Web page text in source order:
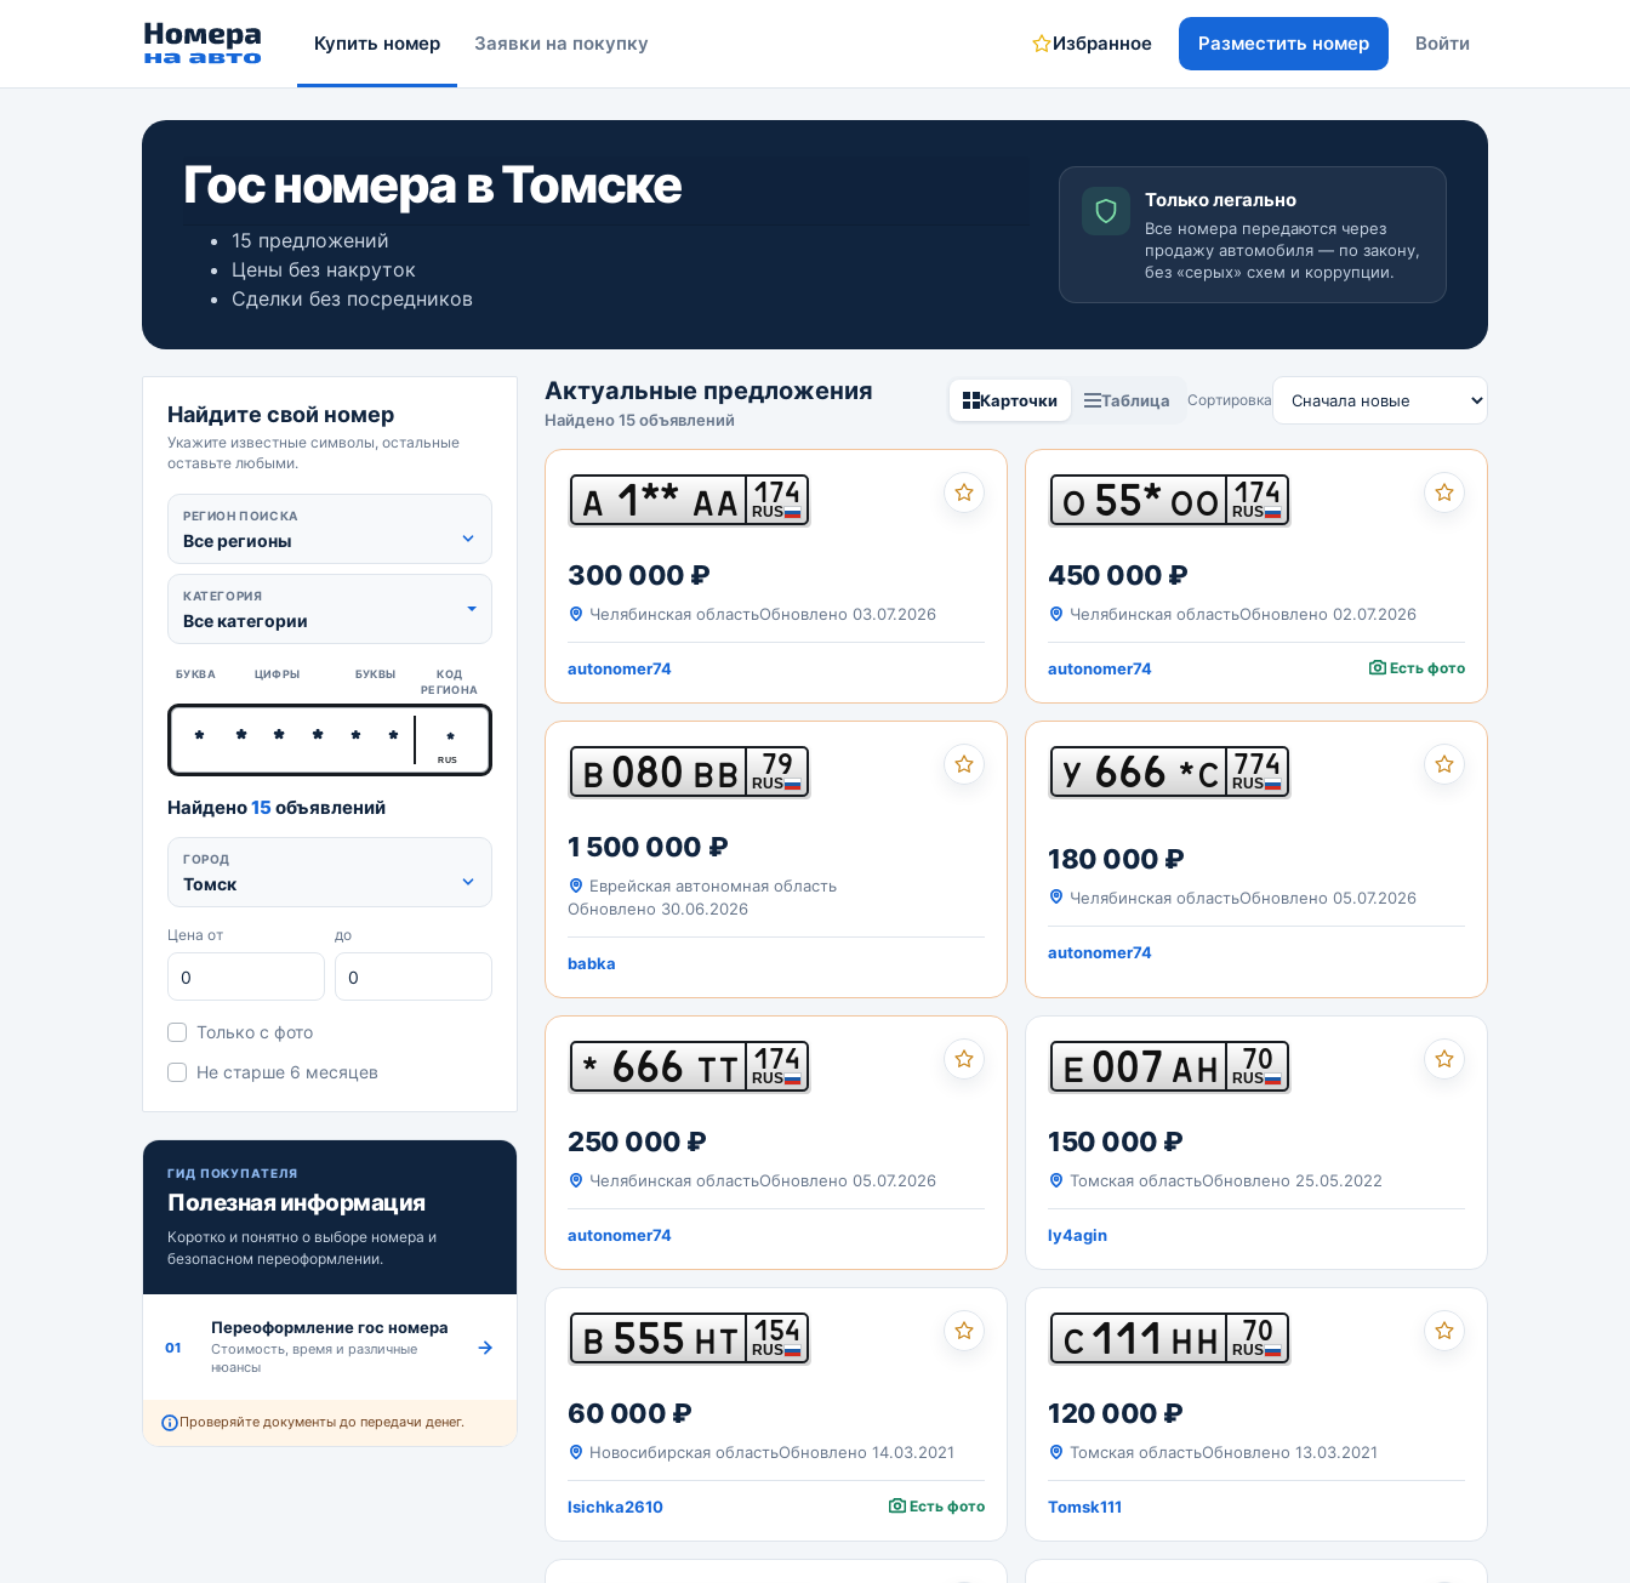
Купить номер Заявки на покупку Избранное Разместить номер Войти
Гос номера в Томске
15 предложений
Цены без накруток
Сделки без посредников
Только легально
Все номера передаются через
продажу автомобиля — по закону,
без «серых» схем и коррупции.
Найдите свой номер
Укажите известные символы, остальные
оставьте любыми.
РЕГИОН ПОИСКА
Все регионы
КАТЕГОРИЯ
Все категории
БУКВА ЦИФРЫ БУКВЫ
КОД
РЕГИОНА
RUS
Найдено15объявлений
ГОРОД
Томск
Цена от до
Только с фото
Не старше 6 месяцев
ГИД ПОКУПАТЕЛЯ
Полезная информация
Коротко и понятно о выборе номера и
безопасном переоформлении.
01
Переоформление гос номера
Стоимость, время и различные
нюансы
Проверяйте документы до передачи денег.
Актуальные предложения
Найдено 15 объявлений
Карточки Таблица Сортировка
А 1** АА 174
RUS
300 000 ₽
Челябинская областьОбновлено 03.07.2026
autonomer74
О 55* ОО 174
RUS
450 000 ₽
Челябинская областьОбновлено 02.07.2026
autonomer74 Есть фото
В 080 ВВ 79
RUS
1 500 000 ₽
Еврейская автономная область
Обновлено 30.06.2026
babka
У 666 *С 774
RUS
180 000 ₽
Челябинская областьОбновлено 05.07.2026
autonomer74
* 666 ТТ 174
RUS
250 000 ₽
Челябинская областьОбновлено 05.07.2026
autonomer74
Е 007 АН 70
RUS
150 000 ₽
Томская областьОбновлено 25.05.2022
ly4agin
В 555 НТ 154
RUS
60 000 ₽
Новосибирская областьОбновлено 14.03.2021
Isichka2610 Есть фото
С111 НН 70
RUS
120 000 ₽
Томская областьОбновлено 13.03.2021
Tomsk111